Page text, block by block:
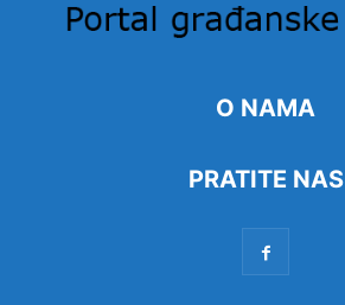
O NAMA
PRATITE NAS